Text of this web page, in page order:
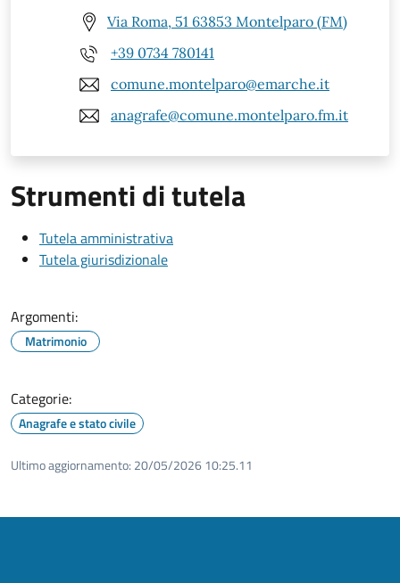
Via Roma, 51 63853 Montelparo (FM)
+39 0734 780141
comune.montelparo@emarche.it
anagrafe@comune.montelparo.fm.it
Strumenti di tutela
Tutela amministrativa
Tutela giurisdizionale
Argomenti:
Matrimonio
Categorie:
Anagrafe e stato civile
Ultimo aggiornamento: 20/05/2026 10:25.11